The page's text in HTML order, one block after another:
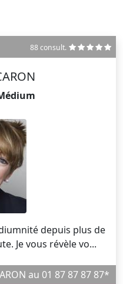
88 consult.
depuis plus de
20 ans Je suis à votre écoute. Je vous révèle vo...
Prendre RDV avec ANGELE CARON au 01 87 87 87 87*